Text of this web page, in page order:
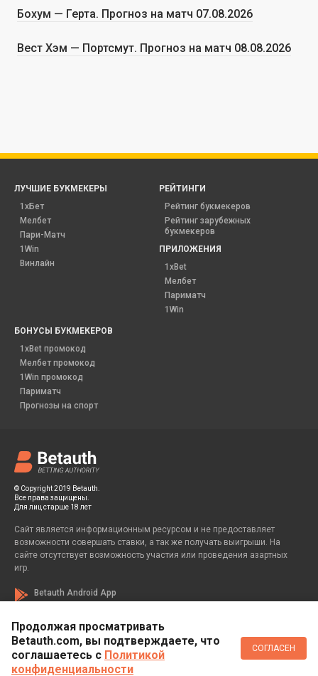
Бохум — Герта. Прогноз на матч 07.08.2026
Вест Хэм — Портсмут. Прогноз на матч 08.08.2026
Продолжая просматривать
Betauth.com, вы подтверждаете, что
соглашаетесь c Политикой
конфиденциальности
СОГЛАСЕН
© Copyright 2019 Betauth.
Все права защищены.
Для лиц старше 18 лет
Сайт является информационным ресурсом и не предоставляет
возможности совершать ставки, а так же получать выигрыши. На
сайте отсутствует возможность участия или проведения азартных
игр.
Betauth Android App
ЛУЧШИЕ БУКМЕКЕРЫ
1хБет
Мелбет
Пари-Матч
1Win
Винлайн
РЕЙТИНГИ
Рейтинг букмекеров
Рейтинг зарубежных
букмекеров
ПРИЛОЖЕНИЯ
1xBet
Мелбет
Париматч
1Win
БОНУСЫ БУКМЕКЕРОВ
1xBet промокод
Мелбет промокод
1Win промокод
Париматч
Прогнозы на спорт
Если вы заметили у себя признаки зависимости от азартных игр, вы
всегда можете обратиться за помощью к специалисту: